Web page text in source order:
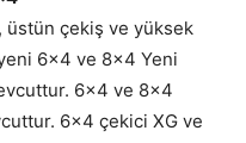
üstün çekiş ve yüksek
6×4 ve 8×4 Yeni
6×4 ve 8×4
6×4 çekici XG ve